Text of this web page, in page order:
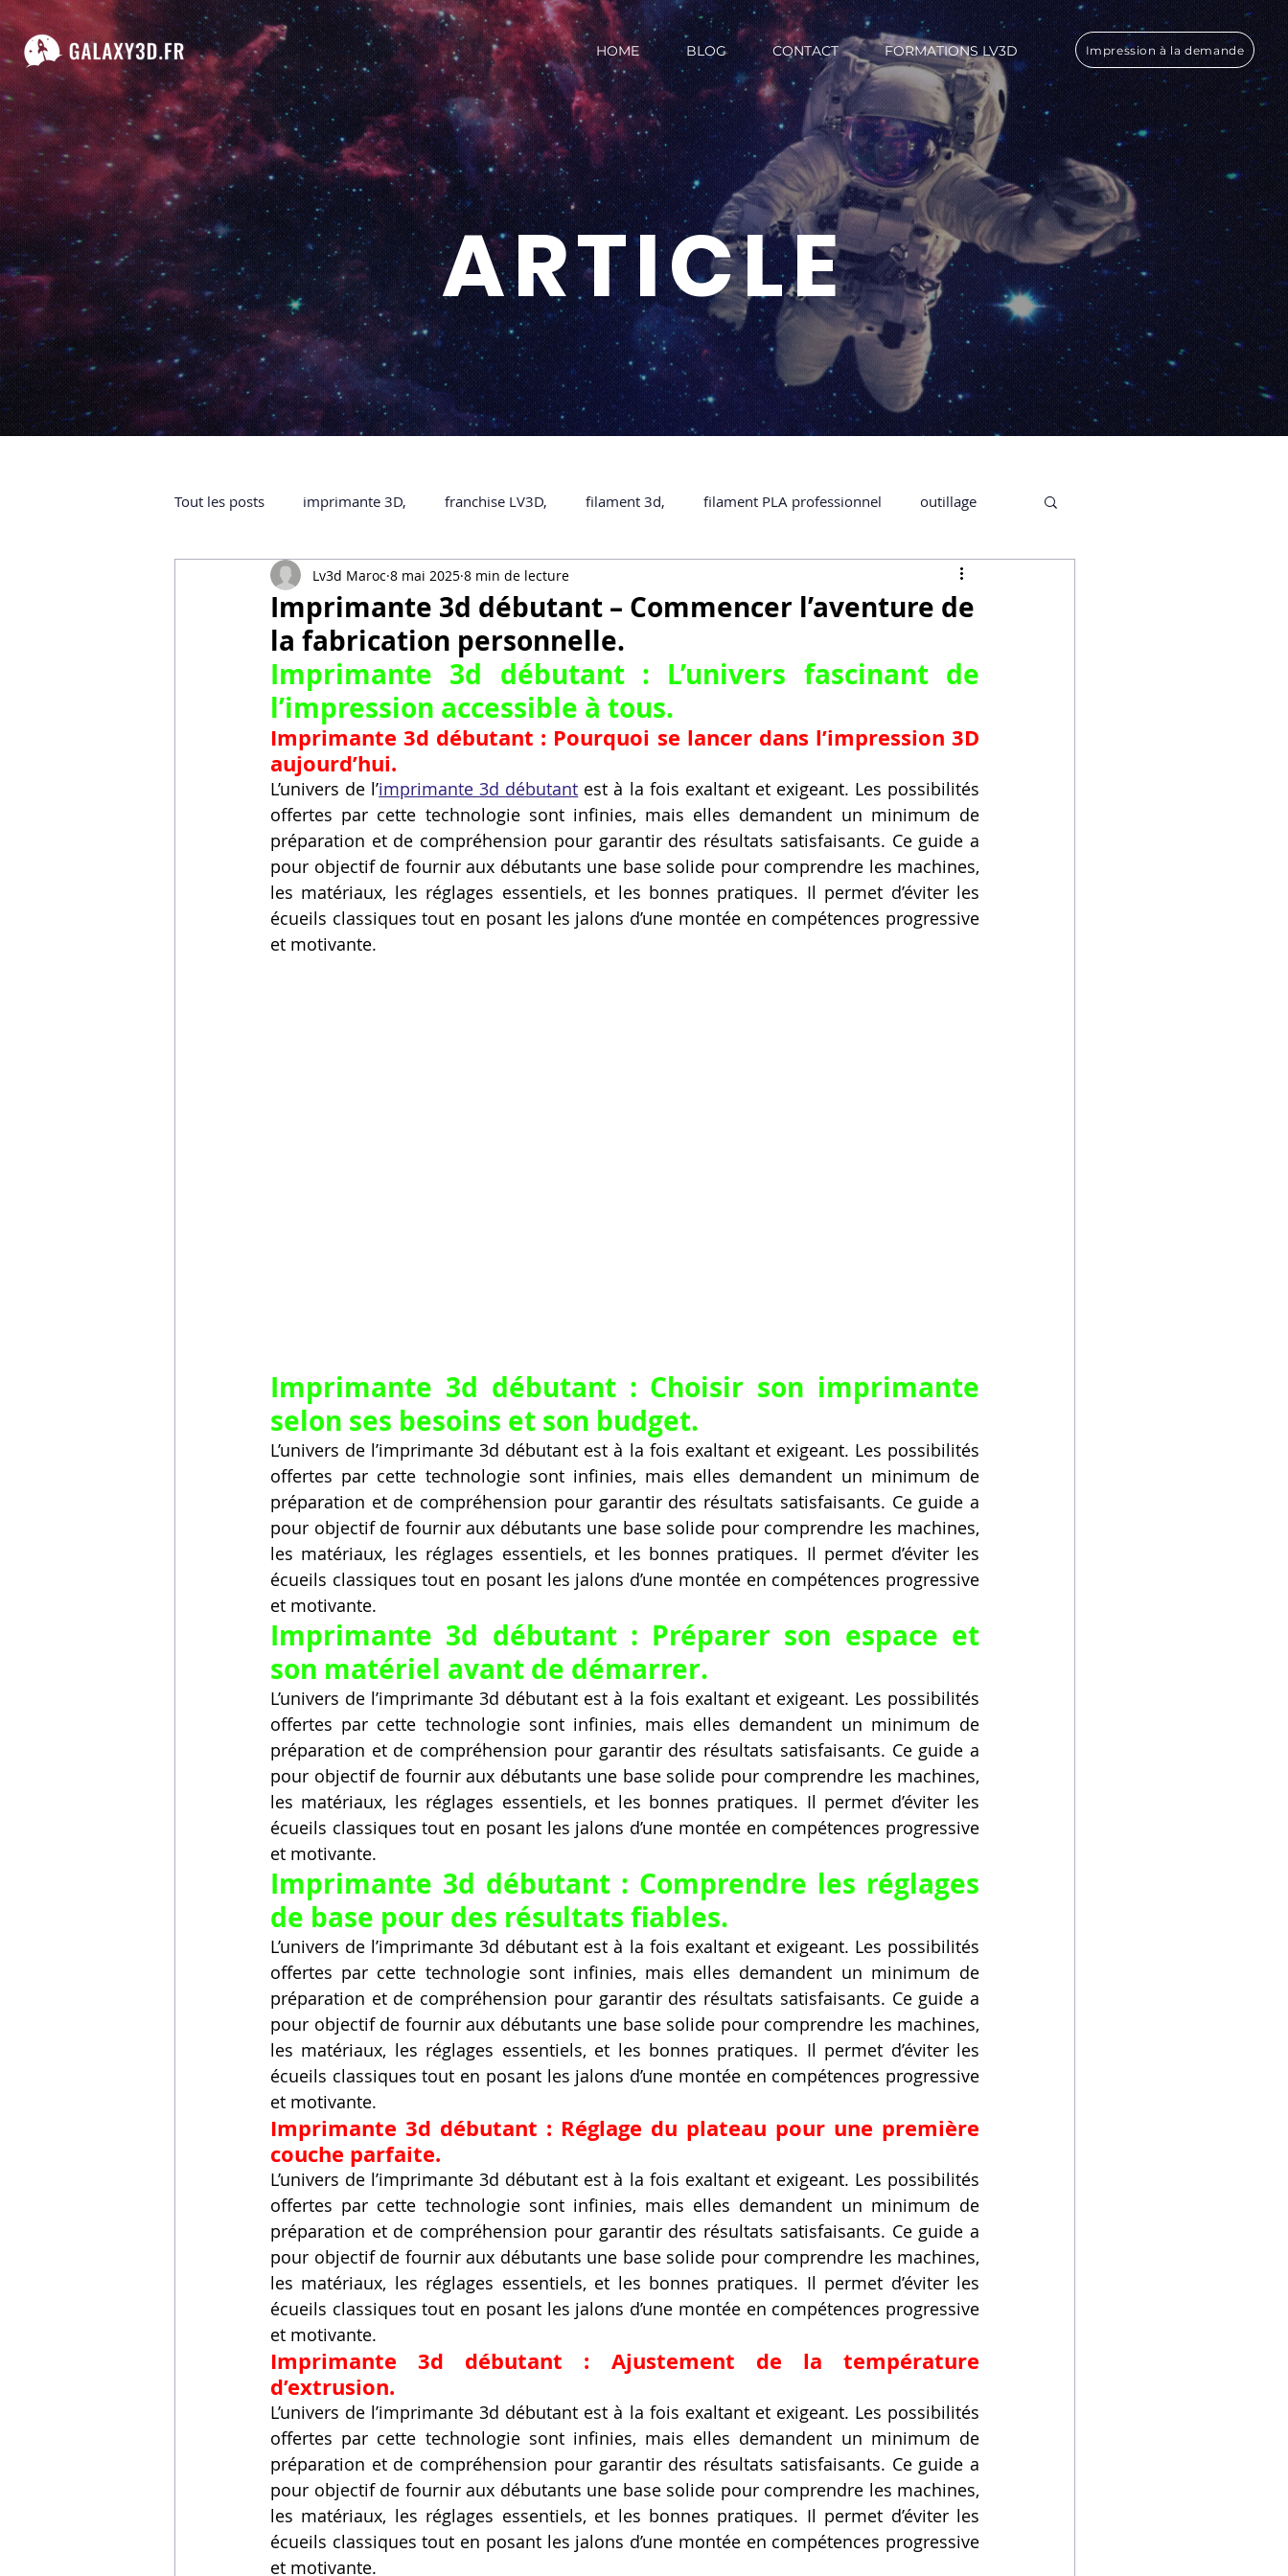
HOME BLOG CONTACT FORMATIONS LV3D Impression à la demande
ARTICLE
Tout les posts imprimante 3D, franchise LV3D, filament 3d, filament PLA professionnel outillage
impression 3D à la demande Accessoires imprimante 3D professionelle
ARTILLERY 3D Formation impression 3D
certifiée QUALIOPI Refaire une piece en 3D Formation 3D en ligne. Formation 3D CPF CREALITY,
Creality Hi combo Artillery M1 Pro Filament PLA Service administratif en ligne Secrétaire en Ligne
Vidéos sur l'impression 3D, Artillery M1 pro Creality HI combo Filament PETG
Imprimante 3d débutant – Commencer l’aventure de
la fabrication personnelle.
Lv3d Maroc 8 mai 2025 8 min de lecture
Imprimante 3d débutant : L’univers fascinant de
l’impression accessible à tous.
Imprimante 3d débutant : Pourquoi se lancer dans l’impression 3D
aujourd’hui.
L’univers de l’imprimante 3d débutant est à la fois exaltant et exigeant. Les possibilités
offertes par cette technologie sont infinies, mais elles demandent un minimum de
préparation et de compréhension pour garantir des résultats satisfaisants. Ce guide a
pour objectif de fournir aux débutants une base solide pour comprendre les machines,
les matériaux, les réglages essentiels, et les bonnes pratiques. Il permet d’éviter les
écueils classiques tout en posant les jalons d’une montée en compétences progressive
et motivante.
Imprimante 3d débutant : Choisir son imprimante
selon ses besoins et son budget.
L’univers de l’imprimante 3d débutant est à la fois exaltant et exigeant. Les possibilités
offertes par cette technologie sont infinies, mais elles demandent un minimum de
préparation et de compréhension pour garantir des résultats satisfaisants. Ce guide a
pour objectif de fournir aux débutants une base solide pour comprendre les machines,
les matériaux, les réglages essentiels, et les bonnes pratiques. Il permet d’éviter les
écueils classiques tout en posant les jalons d’une montée en compétences progressive
et motivante.
Imprimante 3d débutant : Préparer son espace et
son matériel avant de démarrer.
L’univers de l’imprimante 3d débutant est à la fois exaltant et exigeant. Les possibilités
offertes par cette technologie sont infinies, mais elles demandent un minimum de
préparation et de compréhension pour garantir des résultats satisfaisants. Ce guide a
pour objectif de fournir aux débutants une base solide pour comprendre les machines,
les matériaux, les réglages essentiels, et les bonnes pratiques. Il permet d’éviter les
écueils classiques tout en posant les jalons d’une montée en compétences progressive
et motivante.
Imprimante 3d débutant : Comprendre les réglages
de base pour des résultats fiables.
L’univers de l’imprimante 3d débutant est à la fois exaltant et exigeant. Les possibilités
offertes par cette technologie sont infinies, mais elles demandent un minimum de
préparation et de compréhension pour garantir des résultats satisfaisants. Ce guide a
pour objectif de fournir aux débutants une base solide pour comprendre les machines,
les matériaux, les réglages essentiels, et les bonnes pratiques. Il permet d’éviter les
écueils classiques tout en posant les jalons d’une montée en compétences progressive
et motivante.
Imprimante 3d débutant : Réglage du plateau pour une première
couche parfaite.
L’univers de l’imprimante 3d débutant est à la fois exaltant et exigeant. Les possibilités
offertes par cette technologie sont infinies, mais elles demandent un minimum de
préparation et de compréhension pour garantir des résultats satisfaisants. Ce guide a
pour objectif de fournir aux débutants une base solide pour comprendre les machines,
les matériaux, les réglages essentiels, et les bonnes pratiques. Il permet d’éviter les
écueils classiques tout en posant les jalons d’une montée en compétences progressive
et motivante.
Imprimante 3d débutant : Ajustement de la température
d’extrusion.
L’univers de l’imprimante 3d débutant est à la fois exaltant et exigeant. Les possibilités
offertes par cette technologie sont infinies, mais elles demandent un minimum de
préparation et de compréhension pour garantir des résultats satisfaisants. Ce guide a
pour objectif de fournir aux débutants une base solide pour comprendre les machines,
les matériaux, les réglages essentiels, et les bonnes pratiques. Il permet d’éviter les
écueils classiques tout en posant les jalons d’une montée en compétences progressive
et motivante.